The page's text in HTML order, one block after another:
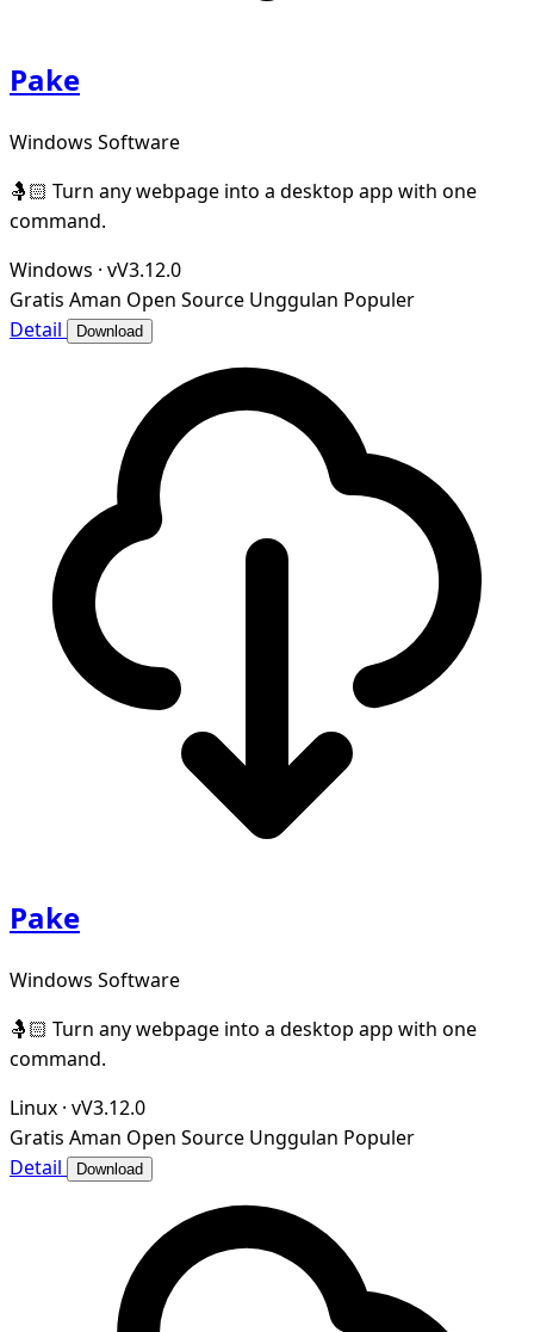
Pake
Windows Software
🤱🏻 Turn any webpage into a desktop app with one
command.
Windows · vV3.12.0
Gratis Aman Open Source Unggulan Populer
Detail
Download
Pake
Windows Software
🤱🏻 Turn any webpage into a desktop app with one
command.
Linux · vV3.12.0
Gratis Aman Open Source Unggulan Populer
Detail
Download